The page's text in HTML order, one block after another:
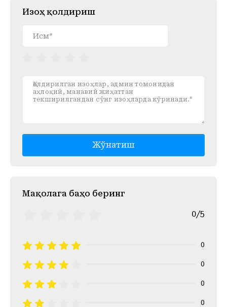
Изоҳ қолдириш
Жўнатиш
Mақолага баҳо беринг
0/5
0
0
0
0